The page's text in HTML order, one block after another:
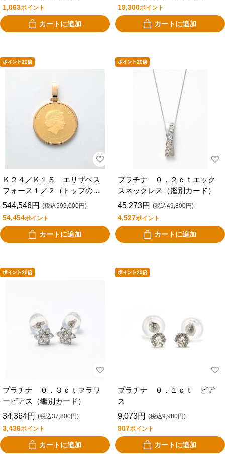
1,063ポイント
カートに追加
19,300ポイント
カートに追加
Ｋ２４／Ｋ１８ エリザベス
フォース１／２（トップの
み）
544,546円 (税込599,000円)
54,454ポイント
カートに追加
プラチナ ０．２ｃｔエック
スネックレス（鑑別カード）
45,273円 (税込49,800円)
4,527ポイント
カートに追加
プラチナ ０．３ｃｔフラワ
ーピアス（鑑別カード）
34,364円 (税込37,800円)
3,436ポイント
カートに追加
プラチナ ０．１ｃｔ ピア
ス
9,073円 (税込9,980円)
907ポイント
カートに追加